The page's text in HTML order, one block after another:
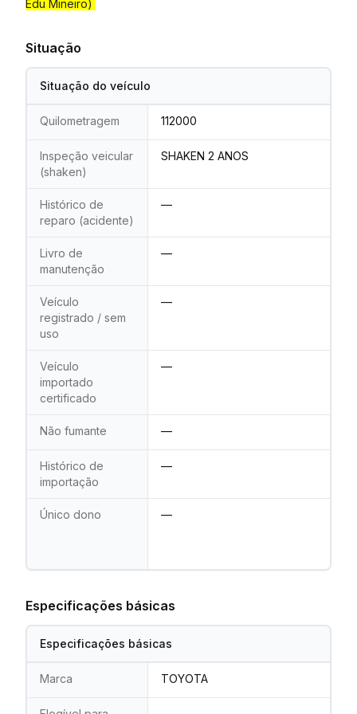
Edu Mineiro)
Situação
Situação do veículo
Quilometragem 112000
Inspeção veicular
(shaken)
SHAKEN 2 ANOS
Histórico de
reparo (acidente)
—
Livro de
manutenção
—
Veículo
registrado / sem
uso
—
Veículo
importado
certificado
—
Não fumante —
Histórico de
importação
—
Único dono —
Especificações básicas
Especificações básicas
Marca TOYOTA